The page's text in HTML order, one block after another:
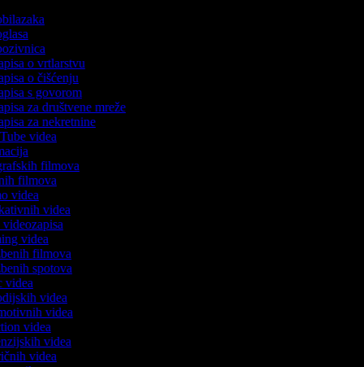
o vrtlarstvu
o čišćenju
s govorom
za društvene mreže
za nekretnine
videa
filmova
filmova
videa
videa
videozapisa
videa
filmova
spotova
videa
videa
videa
videa
videa
videa